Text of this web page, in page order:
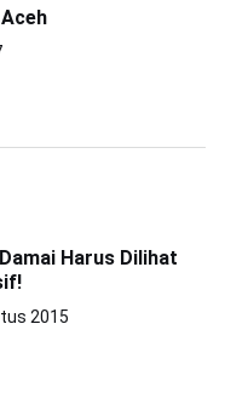
Harus Dilihat
2015